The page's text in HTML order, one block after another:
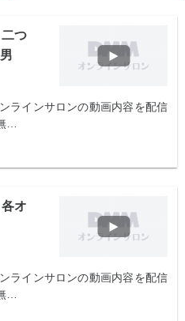
つ
ラインサロンの動画内容を配信
…
オ
ラインサロンの動画内容を配信
…